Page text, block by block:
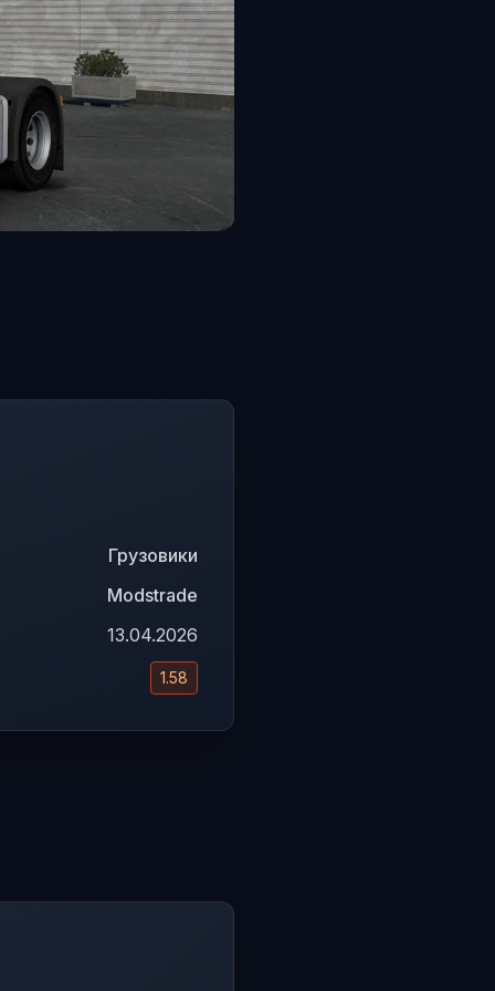
Грузовики
Modstrade
13.04.2026
1.58